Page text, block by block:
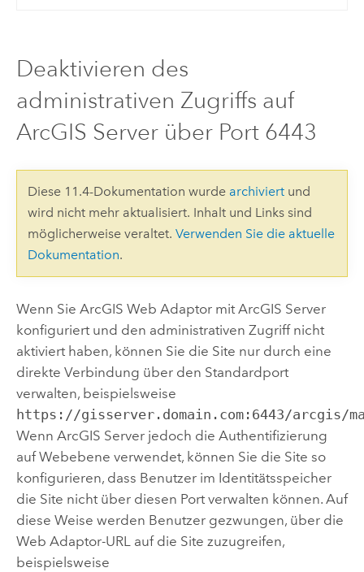
Deaktivieren des
administrativen Zugriffs auf
ArcGIS Server über Port 6443
Diese 11.4-Dokumentation wurde archiviertund
wird nicht mehr aktualisiert. Inhalt und Links sind
möglicherweise veraltet. Verwenden Sie die aktuelle
Dokumentation.
Wenn Sie ArcGIS Web Adaptormit ArcGIS Server
konfiguriert und den administrativen Zugriff nicht
aktiviert haben, können Sie die Site nur durch eine
direkte Verbindung über den Standardport
verwalten, beispielsweise
https://gisserver.domain.com:6443/arcgis/
Wenn ArcGIS Serverjedoch die Authentifizierung
auf Webebene verwendet, können Sie die Site so
konfigurieren, dass Benutzer im Identitätsspeicher
die Site nicht über diesen Port verwalten können. Auf
diese Weise werden Benutzer gezwungen, über die
Web Adaptor-URL auf die Site zuzugreifen,
beispielsweise